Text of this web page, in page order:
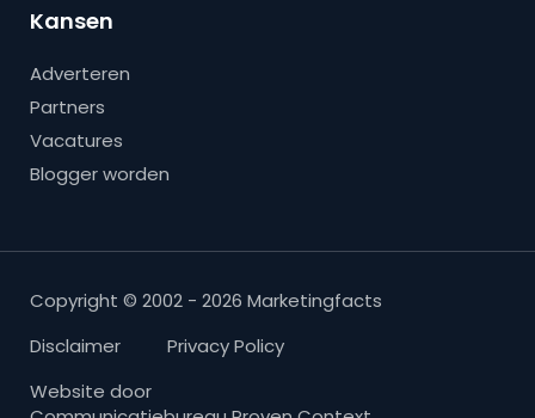
Kansen
Adverteren
Partners
Vacatures
Blogger worden
Copyright © 2002 - 2026 Marketingfacts
Disclaimer
Privacy Policy
Website door